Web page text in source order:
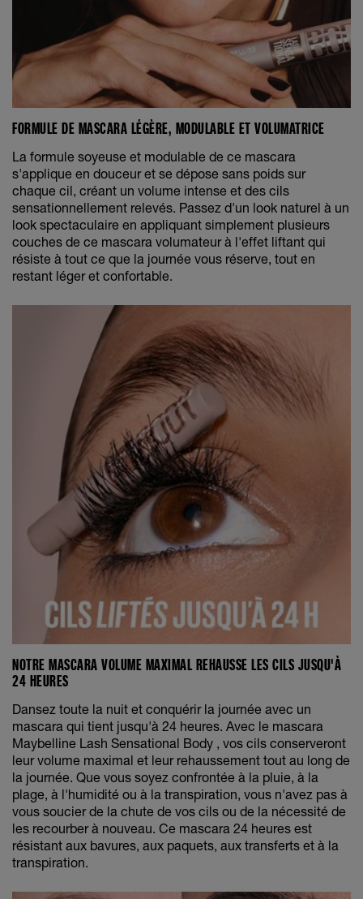
FORMULE DE MASCARA LÉGÈRE, MODULABLE ET VOLUMATRICE
La formule soyeuse et modulable de ce mascara
s'applique en douceur et se dépose sans poids sur
chaque cil, créant un volume intense et des cils
sensationnellement relevés. Passez d'un look naturel à un
look spectaculaire en appliquant simplement plusieurs
couches de ce mascara volumateur à l'effet liftant qui
résiste à tout ce que la journée vous réserve, tout en
restant léger et confortable.
NOTRE MASCARA VOLUME MAXIMAL REHAUSSE LES CILS JUSQU'À
24 HEURES
Dansez toute la nuit et conquérir la journée avec un
mascara qui tient jusqu'à 24 heures. Avec le mascara
Maybelline Lash Sensational Body , vos cils conserveront
leur volume maximal et leur rehaussement tout au long de
la journée. Que vous soyez confrontée à la pluie, à la
plage, à l'humidité ou à la transpiration, vous n'avez pas à
vous soucier de la chute de vos cils ou de la nécessité de
les recourber à nouveau. Ce mascara 24 heures est
résistant aux bavures, aux paquets, aux transferts et à la
transpiration.